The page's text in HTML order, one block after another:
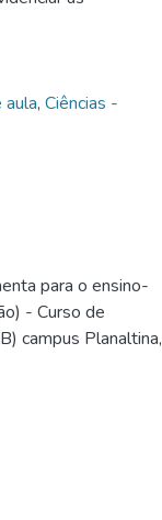
, Ciências -
para o ensino-
- Curso de
campus Planaltina,